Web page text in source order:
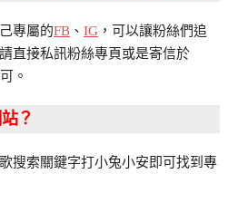
專屬的FB 、 IG ，可以讓粉絲們追
直接私訊粉絲專頁或是寄信於
。
？
搜索關鍵字打小兔小安即可找到專